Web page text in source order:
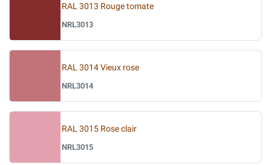
RAL 3013 Rouge tomate
NRL3013
RAL 3014 Vieux rose
NRL3014
RAL 3015 Rose clair
NRL3015